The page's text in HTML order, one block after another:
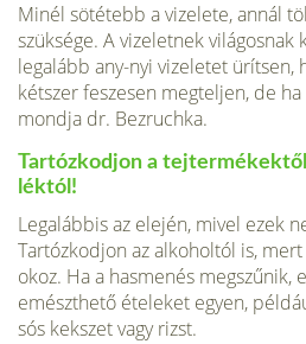
Minél sötétebb a vizelete, annál
szüksége. A vizeletnek világosnak
legalább any-nyi vizeletet ürítsen,
kétszer feszesen megteljen, de
mondja dr. Bezruchka.
Tartózkodjon a
léktól!
Legalábbis az elején, mivel ezek
Tartózkodjon az alkoholtól is,
okoz. Ha a hasmenés megszű­nik,
emészthető ételeket egyen,
sós kekszet vagy rizst.